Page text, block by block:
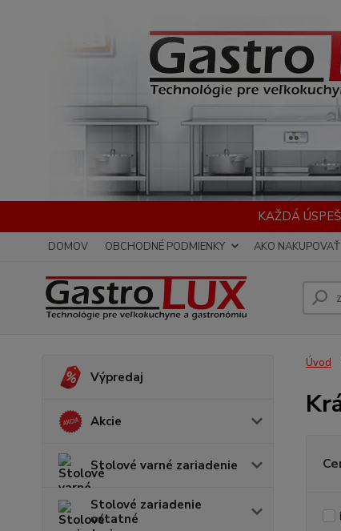
KAŽDÁ
DOMOV OBCHODNÉ PODMIENKY AKO NAKUPOVAŤ
Výpredaj
Akcie
Stolové varné zariadenie
Stolové zariadenie
ostatné
Úvod